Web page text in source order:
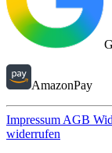
AmazonPay
ImpressumAGB
widerrufen